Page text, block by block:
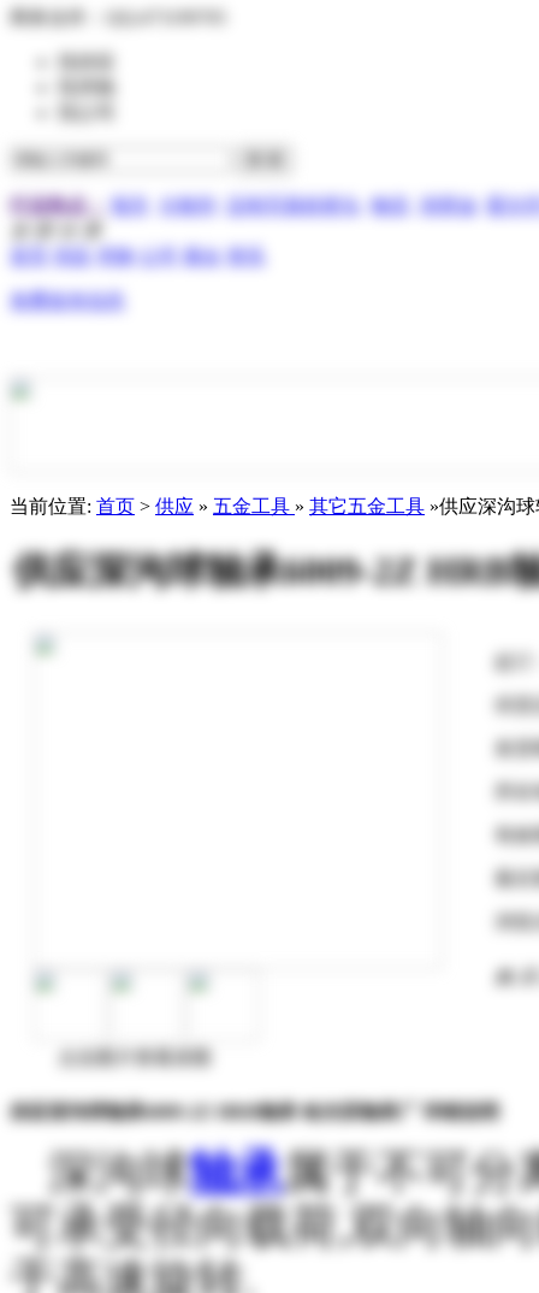
行业热点： 报关 分散剂 压电写真机喷头 物流 润滑油
求购 展会
免费发布信息
当前位置: 首页 > 供应 » 五金工具 » 其它五金工具 »供应深沟
供应深沟球轴承6009-2Z HRB
供应深沟球轴承6009-2Z HRB轴承 哈尔滨轴承厂 详细说明
深沟球轴承属于不可分
可承受径向载荷,双向轴
于高速旋转.